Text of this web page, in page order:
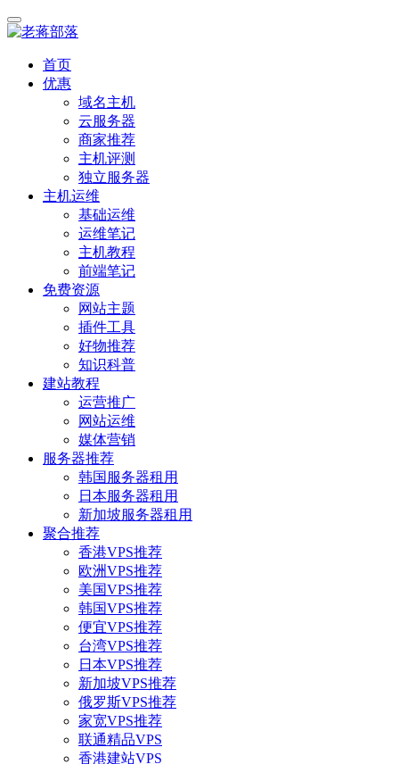
首页
优惠
域名主机
云服务器
商家推荐
主机评测
独立服务器
主机运维
基础运维
运维笔记
主机教程
前端笔记
免费资源
网站主题
插件工具
好物推荐
知识科普
建站教程
运营推广
网站运维
媒体营销
服务器推荐
韩国服务器租用
日本服务器租用
新加坡服务器租用
聚合推荐
香港VPS推荐
欧洲VPS推荐
美国VPS推荐
韩国VPS推荐
便宜VPS推荐
台湾VPS推荐
日本VPS推荐
新加坡VPS推荐
俄罗斯VPS推荐
家宽VPS推荐
联通精品VPS
香港建站VPS